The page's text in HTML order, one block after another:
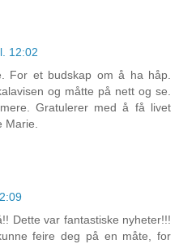
12:02
For et budskap om å ha håp.
og måtte på nett og se.
Gratulerer med å få livet
Marie.
Dette var fantastiske nyheter!!!
feire deg på en måte, for